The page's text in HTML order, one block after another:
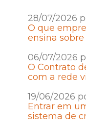
28/07/2026
O que
ensina
06/07/2026
O Contrato
com a rede
19/06/2026
Entrar em
sistema de